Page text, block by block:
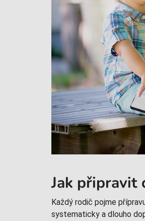
Jak připravit
Každý rodič pojme
systematicky a dlouho